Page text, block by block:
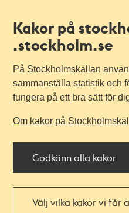
Kakor på
.stockholm.se
På Stockholmskällan
sammanställa statistik och
fungera på ett bra sätt för
Om kakor på
Godkänn alla kakor
Välj vilka kakor vi får